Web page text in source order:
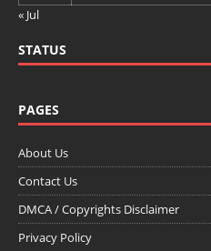
« Jul
STATUS
PAGES
About Us
Contact Us
DMCA / Copyrights Disclaimer
Privacy Policy